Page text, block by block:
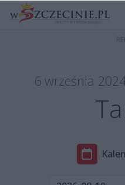
6 września